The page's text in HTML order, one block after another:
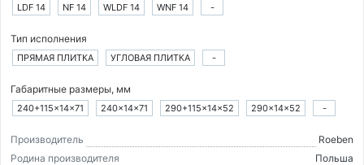
LDF 14 NF 14 WLDF 14 WNF 14 -
Тип исполнения
ПРЯМАЯ ПЛИТКА УГЛОВАЯ ПЛИТКА -
Габаритные размеры, мм
240+115×14×71 240×14×71 290+115×14×52 290×14×52 -
Производитель
Roeben
Родина производителя
Польша